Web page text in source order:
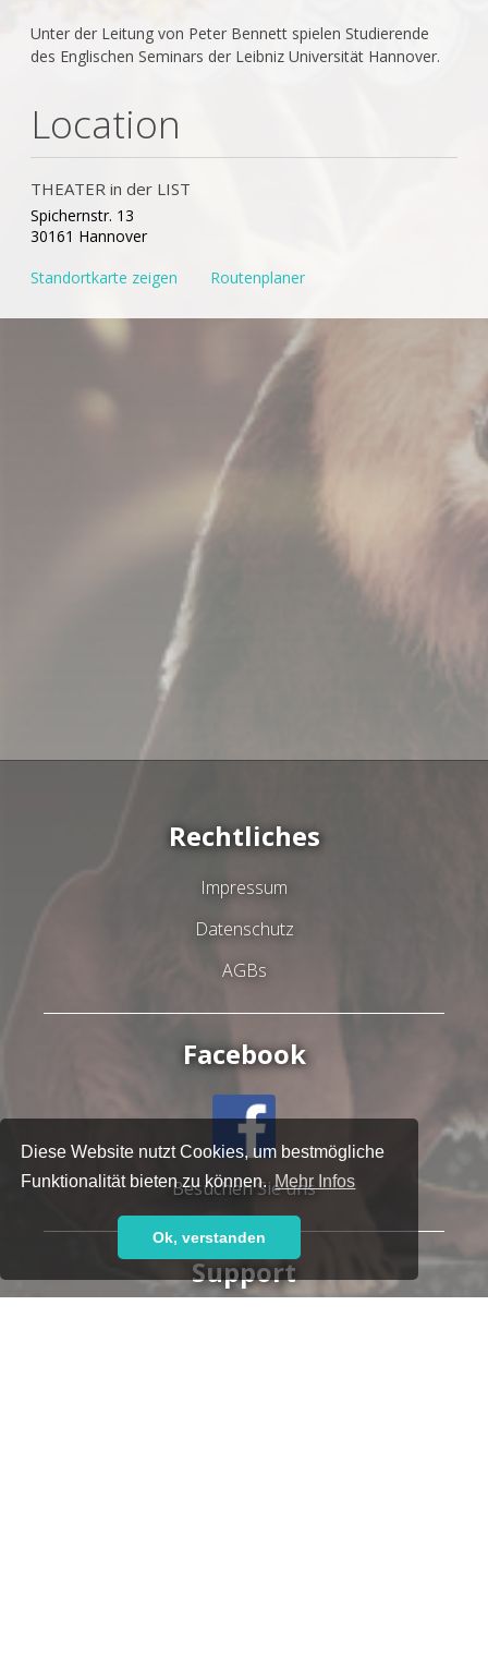
Diese Website nutzt Cookies, um bestmögliche
Funktionalität bieten zu können. Mehr Infos
Ok, verstanden
Unter der Leitung von Peter Bennett spielen Studierende
des Englischen Seminars der Leibniz Universität Hannover.
Location
THEATER in der LIST
Spichernstr. 13
30161 Hannover
Standortkarte zeigen Routenplaner
Rechtliches
Impressum
Datenschutz
AGBs
Facebook
Besuchen Sie uns
Support